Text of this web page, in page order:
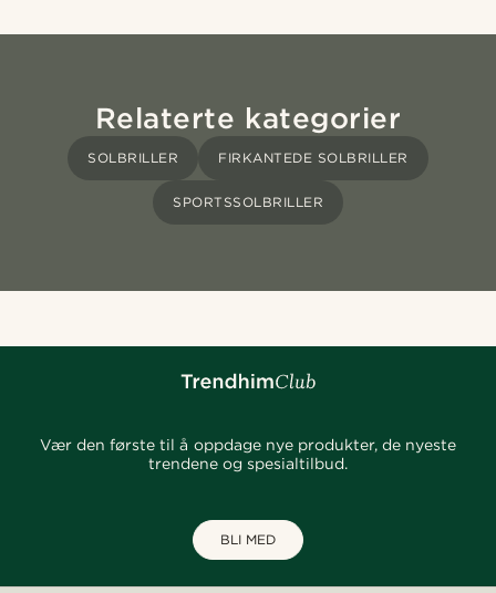
Relaterte kategorier
SOLBRILLER FIRKANTEDE SOLBRILLER
SPORTSSOLBRILLER
Vær den første til å oppdage nye produkter, de nyeste
trendene og spesialtilbud.
BLI MED